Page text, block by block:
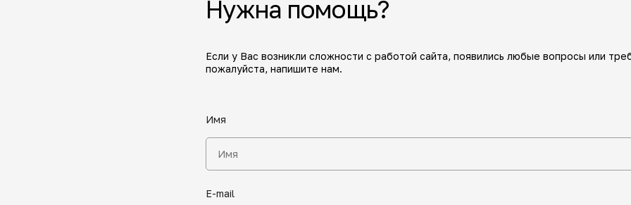
Нужна помощь?
Если у Вас возникли сложности с работой сайта, появились любые вопросы или
пожалуйста, напишите нам.
Имя
E-mail